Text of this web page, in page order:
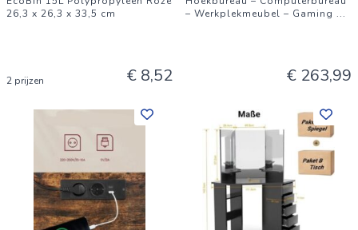
26,3 x 26,3 x 33,5 cm
2 prijzen € 8,52
– Werkplekmeubel – Gaming ...
€ 263,99